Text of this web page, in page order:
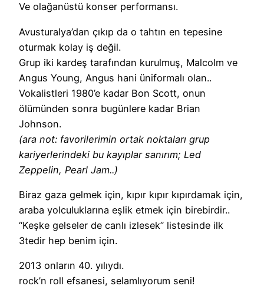
Ve olağanüstü konser performansı.
Avusturalya’dan çıkıp da o tahtın en tepesine
oturmak kolay iş değil.
Grup iki kardeş tarafından kurulmuş, Malcolm ve
Angus Young, Angus hani üniformalı olan..
Vokalistleri 1980’e kadar Bon Scott, onun
ölümünden sonra bugünlere kadar Brian
Johnson.
(ara not: favorilerimin ortak noktaları grup
kariyerlerindeki bu kayıplar sanırım; Led
Zeppelin, Pearl Jam..)
Biraz gaza gelmek için, kıpır kıpır kıpırdamak için,
araba yolculuklarına eşlik etmek için birebirdir..
“Keşke gelseler de canlı izlesek” listesinde ilk
3tedir hep benim için.
2013 onların 40. yılıydı.
rock’n roll efsanesi, selamlıyorum seni!